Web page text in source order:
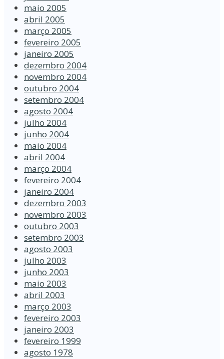
maio 2005
abril 2005
março 2005
fevereiro 2005
janeiro 2005
dezembro 2004
novembro 2004
outubro 2004
setembro 2004
agosto 2004
julho 2004
junho 2004
maio 2004
abril 2004
março 2004
fevereiro 2004
janeiro 2004
dezembro 2003
novembro 2003
outubro 2003
setembro 2003
agosto 2003
julho 2003
junho 2003
maio 2003
abril 2003
março 2003
fevereiro 2003
janeiro 2003
fevereiro 1999
agosto 1978